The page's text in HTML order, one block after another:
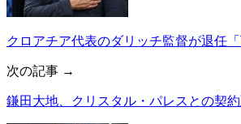
クロアチア代表のダリッチ監督が退任
次の記事 →
鎌田大地、クリスタル・パレスとの契